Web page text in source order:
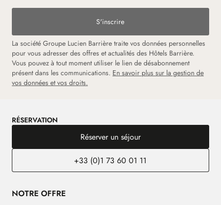
S'inscrire
La société Groupe Lucien Barrière traite vos données personnelles
pour vous adresser des offres et actualités des Hôtels Barrière.
Vous pouvez à tout moment utiliser le lien de désabonnement
présent dans les communications. En savoir plus sur la gestion de
vos données et vos droits.
RÉSERVATION
Réserver un séjour
+33 (0)1 73 60 01 11
NOTRE OFFRE